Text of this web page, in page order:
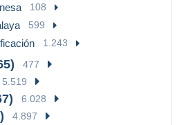
108
599
1.243
477
5.519
6.028
4.897